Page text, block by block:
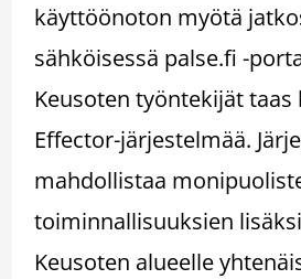
käyttöönoton myötä
sähköisessä palse.fi -
Keusoten työntekijät taas
Effector-järjestelmää.
mahdollistaa
toiminnallisuuksien
Keusoten alueelle